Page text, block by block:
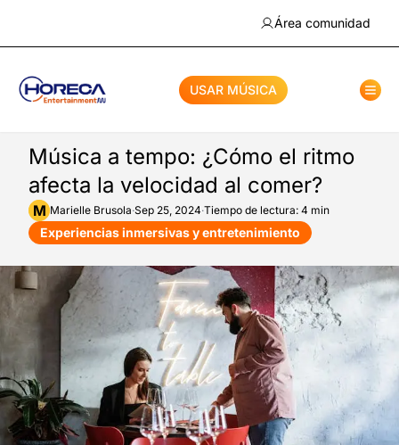
Área comunidad
USAR MÚSICA
Música a tempo: ¿Cómo el ritmo
afecta la velocidad al comer?
M Marielle Brusola·Sep 25, 2024·Tiempo de lectura: 4 min
Experiencias inmersivas y entretenimiento